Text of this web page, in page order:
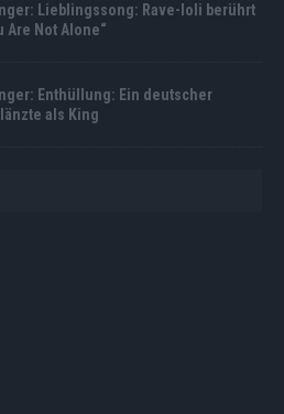
Lieblingssong: Rave-Ioli berührt
Are Not Alone“
Enthüllung: Ein deutscher
als King